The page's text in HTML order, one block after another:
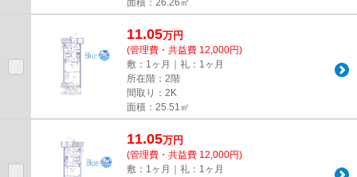
面積：26.26㎡
11.05万円
(管理費・共益費 12,000円)
敷：1ヶ月｜礼：1ヶ月
所在階：2階
間取り：2K
面積：25.51㎡
11.05万円
(管理費・共益費 12,000円)
敷：1ヶ月｜礼：1ヶ月